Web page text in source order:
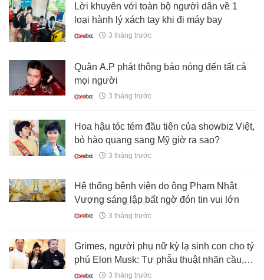
Lời khuyên với toàn bộ người dân về 1
loại hành lý xách tay khi đi máy bay
3 tháng trước
Quân A.P phát thông báo nóng đến tất cả
mọi người
3 tháng trước
Hoa hậu tóc tém đầu tiên của showbiz Việt,
bỏ hào quang sang Mỹ giờ ra sao?
3 tháng trước
Hệ thống bệnh viện do ông Phạm Nhật
Vượng sáng lập bất ngờ đón tin vui lớn
3 tháng trước
Grimes, người phụ nữ kỳ lạ sinh con cho tỷ
phú Elon Musk: Tự phẫu thuật nhãn cầu,
đóng thuyền chở gà và làm nhạc về ngày
3 tháng trước